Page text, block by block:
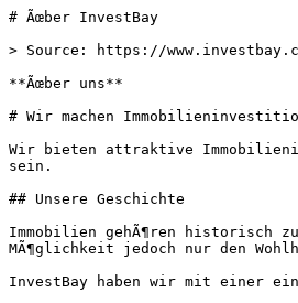
# Ãœber InvestBay
> Source: https://
**Ãœber uns**
# Wir machen
Wir bieten attraktive
sein.
## Unsere Geschichte
Immobilien gehÃ¶ren historisch
MÃ¶glichkeit jedoch nur den
InvestBay haben wir mit einer